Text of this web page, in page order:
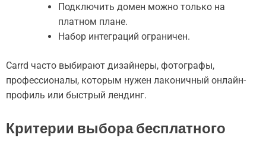
Подключить домен можно только на
платном плане.
Набор интеграций ограничен.
Carrd часто выбирают дизайнеры, фотографы,
профессионалы, которым нужен лаконичный онлайн-
профиль или быстрый лендинг.
Критерии выбора бесплатного